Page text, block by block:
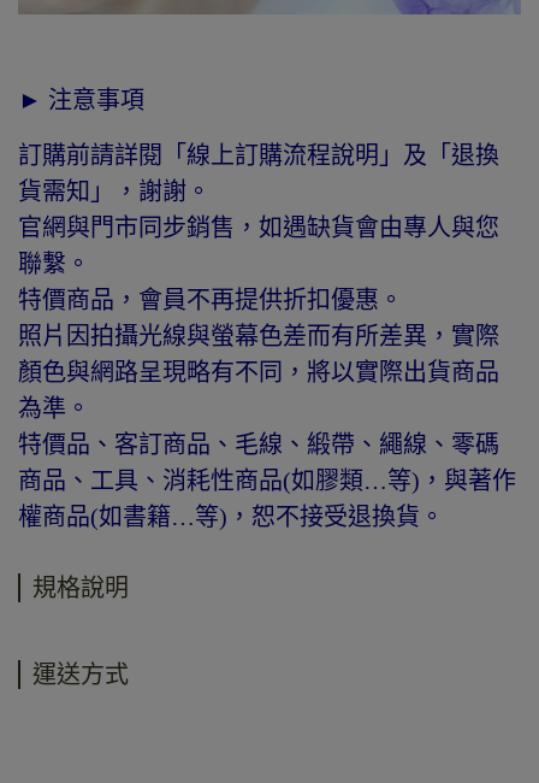
► 注意事項
訂購前請詳閱「線上訂購流程說明」及「退換
貨需知」，謝謝。
官網與門市同步銷售，如遇缺貨會由專人與您
聯繫。
特價商品，會員不再提供折扣優惠。
照片因拍攝光線與螢幕色差而有所差異，實際
顏色與網路呈現略有不同，將以實際出貨商品
為準。
特價品、客訂商品、毛線、緞帶、繩線、零碼
商品、工具、消耗性商品(如膠類…等)，與著作
權商品(如書籍…等)，恕不接受退換貨。
規格說明
運送方式